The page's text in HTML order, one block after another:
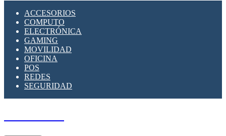
SUPRESOR DE TRANSIENTES SPDS PARA
APLICACIONES FOTOVOLTAICAS
ACCESORIOS
COMPUTO
ELECTRÓNICA
GAMING
MOVILIDAD
OFICINA
POS
REDES
SEGURIDAD